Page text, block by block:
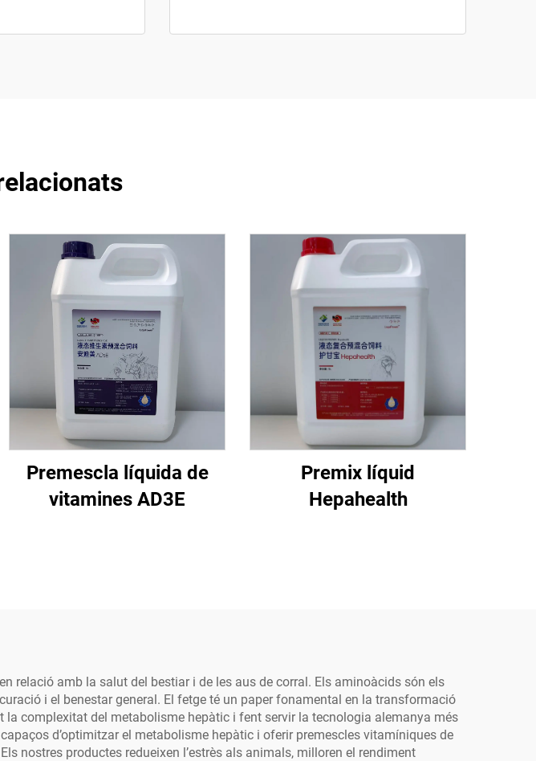
Premescla líquida de
vitamines AD3E
Premix líquid
Hepahealth
relació amb la salut del bestiar i de les aus de corral. Els aminoàcids són els
i el benestar general. El fetge té un paper fonamental en la transformació
complexitat del metabolisme hepàtic i fent servir la tecnologia alemanya més
d’optimitzar el metabolisme hepàtic i oferir premescles vitamíniques de
nostres productes redueixen l’estrès als animals, milloren el rendiment